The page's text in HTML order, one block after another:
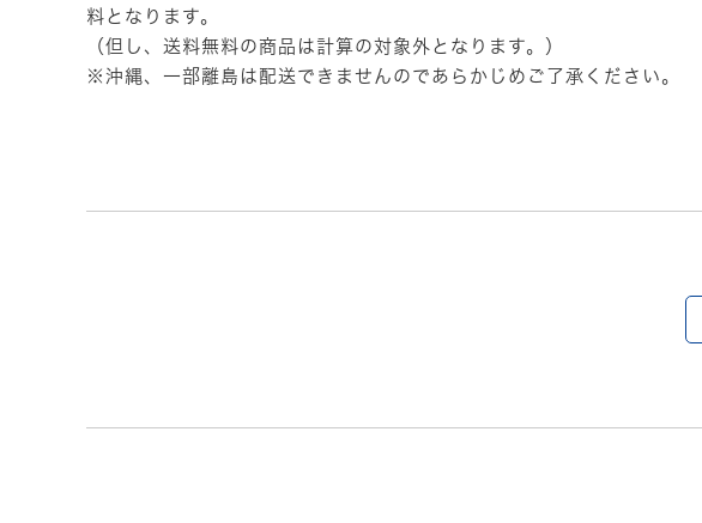
料となります。
（但し、送料無料の商品は計算の対象外となります。）
※沖縄、一部離島は配送できませんのであらかじめご了承ください。